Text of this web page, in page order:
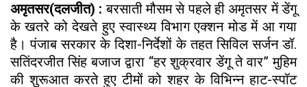
अमृतसर(दलजीत) :बरसाती मौसम से पहले ही अमृतसर में डेंगू
के खतरे को देखते हुए स्वास्थ्य विभाग एक्शन मोड में आ गया
है। पंजाब सरकार के दिशा-निर्देशों के तहत सिविल सर्जन डॉ.
सतिंदरजीत सिंह बजाज द्वारा “हर शुक्रवार डेंगू ते वार” मुहिम
की शुरूआत करते हुए टीमों को शहर के विभिन्न हाट-स्पॉट